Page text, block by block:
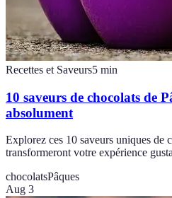
Recettes et Saveurs5 min
10 saveurs de chocolats de
absolument
Explorez ces 10 saveurs uniques de
transformeront votre expérience
chocolatsPâques
Aug 3